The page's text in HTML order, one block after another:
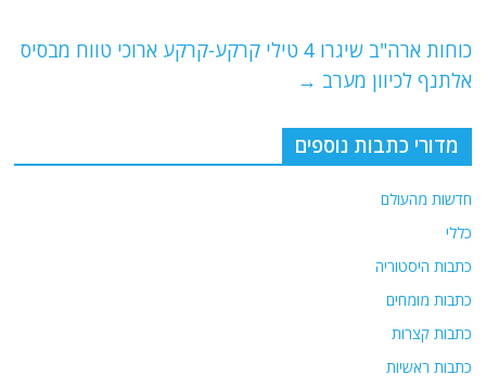
k
כוחות ארה"ב שיגרו 4 טילי קרקע-קרקע ארוכי טווח מבסיס
אלתנף לכיוון מערב →
מדורי כתבות נוספים
חדשות מהעולם
כללי
כתבות היסטוריה
כתבות מומחים
כתבות קצרות
כתבות ראשיות